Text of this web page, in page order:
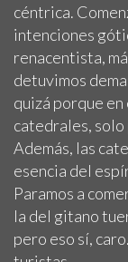
céntrica.
intenciones
renacentista,
detuvimos
quizá porque
catedrales, solo
Además, las
esencia del
Paramos a
la del gitano
pero eso sí,